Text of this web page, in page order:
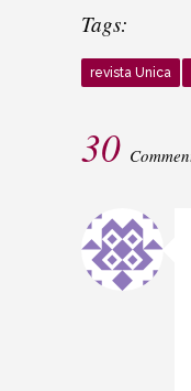
Tags:
revista Unica
30